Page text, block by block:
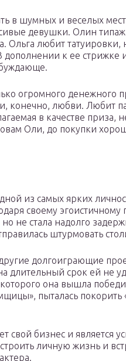
в шумных и веселых
девушки. Олин
Ольга любит татуировки,
к ее стрижке и
огромного денежного
конечно, любви. Любит
в качестве приза,
Оли, до покупки
из самых ярких
своему
не стала надолго
штурмовать
другие долгоиграющие
длительный срок ей не
она вышла
пыталась покорить
свой бизнес и является
личную жизнь и